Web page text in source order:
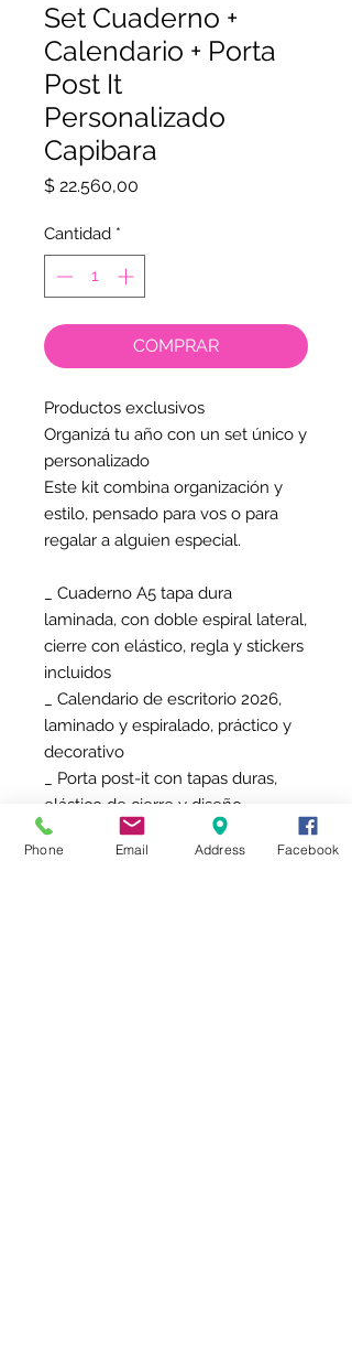
Set Cuaderno +
Calendario + Porta
Post It
Personalizado
Capibara
$ 22.560,00
Cantidad *
COMPRAR
Productos exclusivos
Organizá tu año con un set único y
personalizado
Este kit combina organización y
estilo, pensado para vos o para
regalar a alguien especial.
_ Cuaderno A5 tapa dura
laminada, con doble espiral lateral,
cierre con elástico, regla y stickers
incluidos
_ Calendario de escritorio 2026,
laminado y espiralado, práctico y
decorativo
_ Porta post-it con tapas duras,
elástico de cierre y diseño
personalizado con nombre ÚNICO
EN EL MERCADO
Phone Email Address Facebook